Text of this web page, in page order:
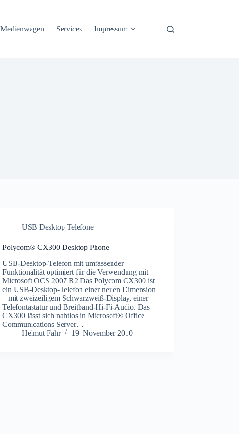
Medienwagen Services Impressum
USB Desktop Telefone
Polycom® CX300 Desktop Phone
USB-Desktop-Telefon mit umfassender
Funktionalität optimiert für die Verwendung mit
Microsoft OCS 2007 R2 Das Polycom CX300 ist
ein USB-Desktop-Telefon einer neuen Dimension
– mit zweizeiligem Schwarzweiß-Display, einer
Telefontastatur und Breitband-Hi-Fi-Audio. Das
CX300 lässt sich nahtlos in Microsoft® Office
Communications Server…
Helmut Fahr
19. November 2010